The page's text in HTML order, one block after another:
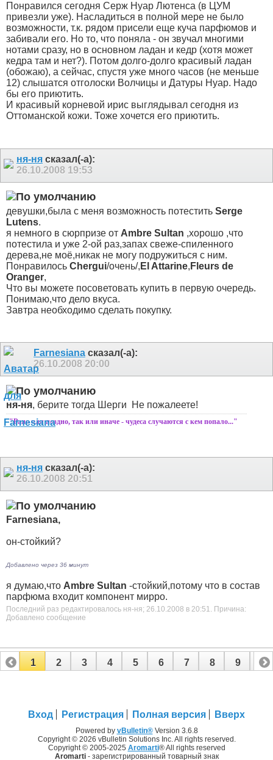
Понравился сегодня Серж Нуар Лютенса (в ЦУМ
привезли уже). Насладиться в полной мере не было
возможности, т.к. рядом присели еще куча парфюмов и
забивали его. Но то, что поняла - он звучал многими
нотами сразу, но в основном ладан и кедр (хотя может
кедра там и нет?). Потом долго-долго красивый ладан
(обожаю), а сейчас, спустя уже много часов (не меньше
12) слышатся отголоски Волчицы и Датуры Нуар. Надо
бы его приютить.
И красивый корневой ирис выглядывал сегодня из
Оттоманской кожи. Тоже хочется его приютить.
ня-ня сказал(-а):
26.10.2008 19:53
девушки,была с меня возможность потестить Serge
Lutens.
я немного в сюрпризе от Ambrе Sultan ,хорошо ,что
потестила и уже 2-ой раз,запах свеже-спиленного
дерева,не моё,никак не могу подружиться с ним.
Понравилось Chergui/очень/, El Attarine, Fleurs de
Oranger,
Что вы можете посоветовать купить в первую очередь.
Понимаю,что дело вкуса.
Завтра необходимо сделать покупку.
Farnesiana сказал(-а):
26.10.2008 20:00
ня-ня, берите тогда Шерги Не пожалеете!
"Рано или поздно, так или иначе - чудеса случаются с кем попало..."
ня-ня сказал(-а):
26.10.2008 20:51
Farnesiana,
он-стойкий?
Добавлено через 36 минут
я думаю,что Ambrе Sultan -стойкий,потому что в состав
парфюма входит компонент мирро.
Последний раз редактировалось ня-ня; 26.10.2008 в 20:51
Причина:
Добавлено сообщение
1 2 3 4 5 6 7 8 9 10
Вход Регистрация Полная версия Вверх
Powered by vBulletin®Version 3.6.8
Copyright © 2026 vBulletin Solutions Inc. All rights reserved.
Copyright © 2005-2025 Aromarti® All rights reserved
Aromarti- зарегистрированный товарный знак